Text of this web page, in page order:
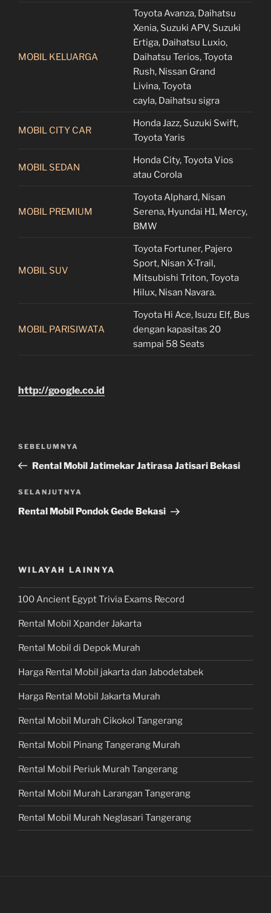
MOBIL KELUARGA
Toyota Avanza, Daihatsu
Xenia, Suzuki APV, Suzuki
Ertiga, Daihatsu Luxio,
Daihatsu Terios, Toyota
Rush, Nissan Grand
Livina, Toyota
cayla, Daihatsu sigra
MOBIL CITY CAR
Honda Jazz, Suzuki Swift,
Toyota Yaris
MOBIL SEDAN
Honda City, Toyota Vios
atau Corola
MOBIL PREMIUM
Toyota Alphard, Nisan
Serena, Hyundai H1, Mercy,
BMW
MOBIL SUV
Toyota Fortuner, Pajero
Sport, Nisan X-Trail,
Mitsubishi Triton, Toyota
Hilux, Nisan Navara.
MOBIL PARISIWATA
Toyota Hi Ace, Isuzu Elf, Bus
dengan kapasitas 20
sampai 58 Seats
http://google.co.id
Pos
Sebelumnya
SEBELUMNYA
Rental Mobil Jatimekar Jatirasa Jatisari Bekasi
Pos
Selanjutnya
SELANJUTNYA
Rental Mobil Pondok Gede Bekasi
WILAYAH LAINNYA
100 Ancient Egypt Trivia Exams Record
Rental Mobil Xpander Jakarta
Rental Mobil di Depok Murah
Harga Rental Mobil jakarta dan Jabodetabek
Harga Rental Mobil Jakarta Murah
Rental Mobil Murah Cikokol Tangerang
Rental Mobil Pinang Tangerang Murah
Rental Mobil Periuk Murah Tangerang
Rental Mobil Murah Larangan Tangerang
Rental Mobil Murah Neglasari Tangerang